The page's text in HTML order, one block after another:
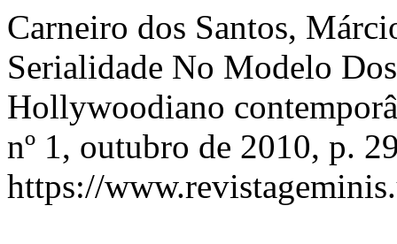
Carneiro dos Santos,
Serialidade No Modelo
Hollywoodiano
nº 1, outubro de 2010, p.
https://